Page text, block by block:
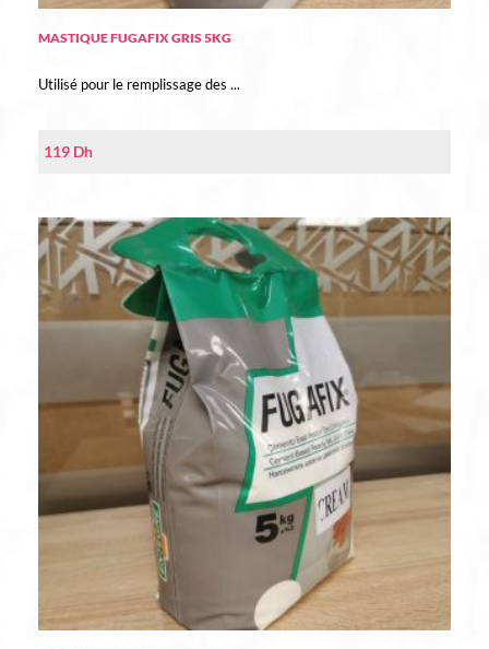
MASTIQUE FUGAFIX GRIS 5KG
Utilisé pour le remplissage des ...
119 Dh